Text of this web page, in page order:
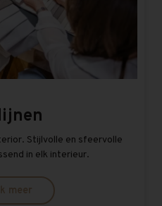
Stijlvolle en sfeervolle
in elk interieur.
meer